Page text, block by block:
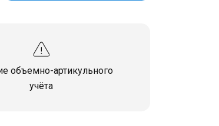
объемно-артикульного
учёта